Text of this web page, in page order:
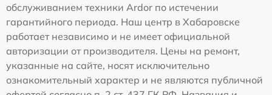
обслуживанием техники Ardor по истечении
гарантийного периода. Наш центр в Хабаровске
работает независимо и не имеет официальной
авторизации от производителя. Цены на ремонт,
указанные на сайте, носят исключительно
ознакомительный характер и не являются публичной